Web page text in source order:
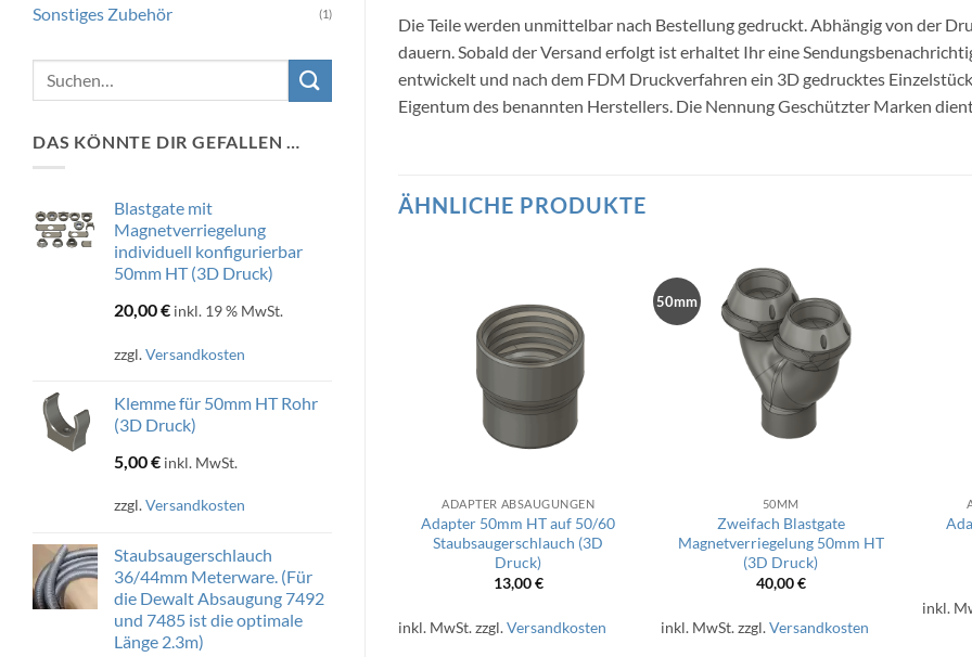
Sonstiges Zubehör (1)
Suchen
nach:
DAS KÖNNTE DIR GEFALLEN …
Blastgate mit
Magnetverriegelung
individuell konfigurierbar
50mm HT (3D Druck)
20,00€ inkl. 19 % MwSt.
zzgl.Versandkosten
Klemme für 50mm HT Rohr
(3D Druck)
5,00€ inkl. MwSt.
zzgl.Versandkosten
Staubsaugerschlauch
36/44mm Meterware. (Für
die Dewalt Absaugung 7492
und 7485 ist die optimale
Länge 2.3m)
Die Teile werden unmittelbar nach Bestellung gedruckt. Abhängig von der
dauern. Sobald der Versand erfolgt ist erhaltet Ihr eine
entwickelt und nach dem FDM Druckverfahren ein 3D gedrucktes
Eigentum des benannten Herstellers. Die Nennung Geschützter Marken
ÄHNLICHE PRODUKTE
ADAPTER ABSAUGUNGEN
Adapter 50mm HT auf 50/60
Staubsaugerschlauch (3D
Druck)
13,00€
inkl. MwSt.zzgl.Versandkosten
50mm
50MM
Zweifach Blastgate
Magnetverriegelung 50mm HT
(3D Druck)
40,00€
inkl. MwSt. zzgl.Versandkosten
inkl.
(3D
FÜR DEWALT
2,3m hier im Shop erhältlich)
40,00€
inkl. MwSt. zzgl.Versandkosten